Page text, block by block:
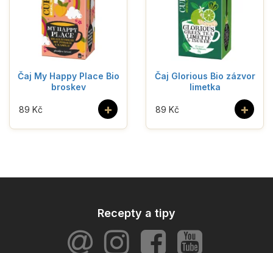
Čaj My Happy Place Bio
broskev
+
89 Kč
Čaj Glorious Bio zázvor
limetka
+
89 Kč
Recepty a tipy